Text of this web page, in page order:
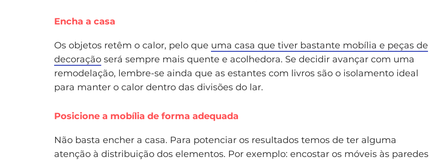
Encha a casa
Os objetos retêm o calor, pelo que uma casa que tiver bastante mobília e peças de
decoração será sempre mais quente e acolhedora. Se decidir avançar com uma
remodelação, lembre-se ainda que as estantes com livros são o isolamento ideal
para manter o calor dentro das divisões do lar.
Posicione a mobília de forma adequada
Não basta encher a casa. Para potenciar os resultados temos de ter alguma
atenção à distribuição dos elementos. Por exemplo: encostar os móveis às paredes